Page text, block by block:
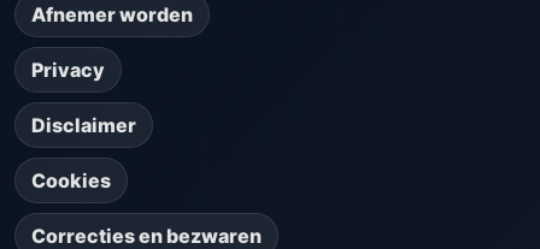
Afnemer worden
Privacy
Disclaimer
Cookies
Correcties en bezwaren